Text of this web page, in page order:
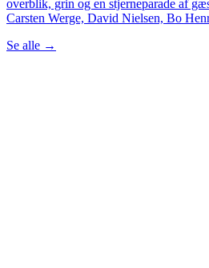
overblik, grin og en stjerneparade af
Carsten Werge, David Nielsen, Bo
Se alle →